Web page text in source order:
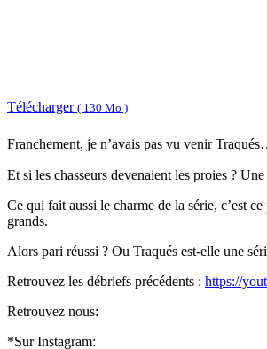
Télécharger ( 130 Mo )
Franchement, je n’avais pas vu venir
Et si les chasseurs devenaient les proies ?
Ce qui fait aussi le charme de la série, c’est
grands.
Alors pari réussi ? Ou Traqués est-elle une
Retrouvez les débriefs précédents : https://
Retrouvez nous:
*Sur Instagram: